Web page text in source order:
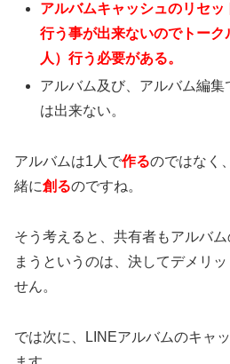
アルバムキャッシュのリセ
行う事が出来ないのでトーク
人）行う必要がある。
アルバム及び、アルバム編
は出来ない。
アルバムは1人で作るのではなく
緒に創るのですね。
そう考えると、共有者もアルバ
まうというのは、決してデメリ
せん。
では次に、LINEアルバムのキャ